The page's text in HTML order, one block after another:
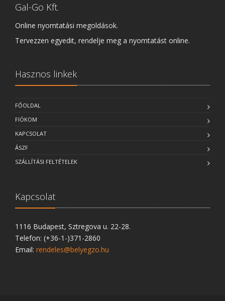
Gal-Go Kft.
Online nyomtatási megoldások.
Tervezzen egyedit, rendelje meg a nyomtatást online.
Hasznos linkek
FŐOLDAL
FIÓKOM
KAPCSOLAT
ÁSZF
SZÁLLÍTÁSI FELTÉTELEK
Kapcsolat
1116 Budapest, Sztregova u. 22-28.
Telefon: (+36-1-)371-2860
Email: rendeles@belyegzo.hu